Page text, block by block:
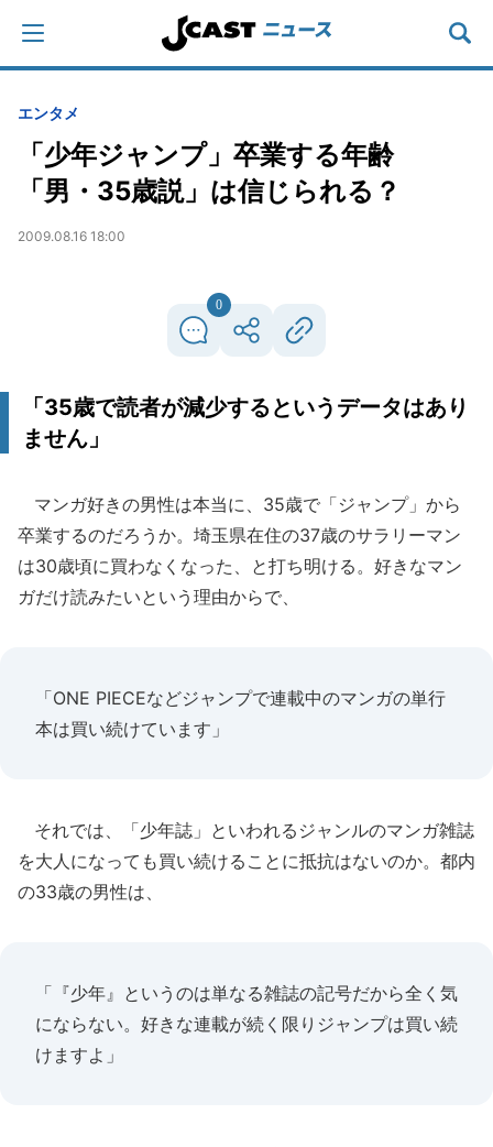
エンタメ
「少年ジャンプ」卒業する年齢
「男・35歳説」は信じられる？
2009.08.16 18:00
0
「35歳で読者が減少するというデータはあり
ません」
マンガ好きの男性は本当に、35歳で「ジャンプ」から
卒業するのだろうか。埼玉県在住の37歳のサラリーマン
は30歳頃に買わなくなった、と打ち明ける。好きなマン
ガだけ読みたいという理由からで、
「ONE PIECEなどジャンプで連載中のマンガの単行
本は買い続けています」
それでは、「少年誌」といわれるジャンルのマンガ雑誌
を大人になっても買い続けることに抵抗はないのか。都内
の33歳の男性は、
「『少年』というのは単なる雑誌の記号だから全く気
にならない。好きな連載が続く限りジャンプは買い続
けますよ」